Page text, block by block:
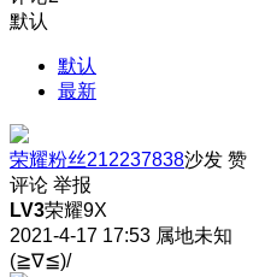
默认
默认
最新
荣耀粉丝212237838沙发 赞
评论 举报
LV3荣耀9X
2021-4-17 17:53 属地未知
(≧∇≦)/